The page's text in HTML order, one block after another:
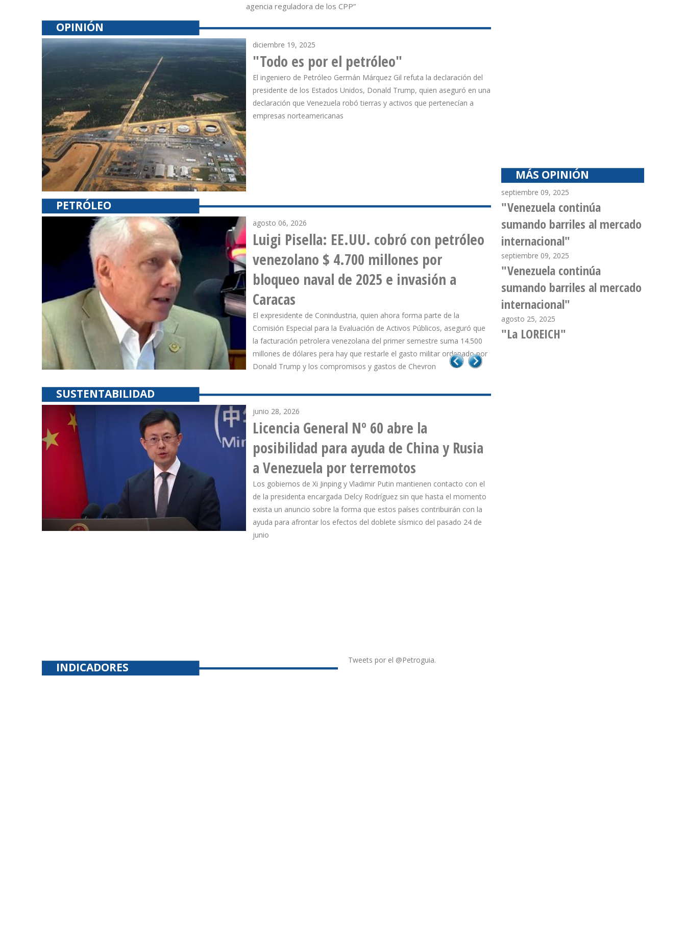
agencia reguladora de los CPP”
OPINIÓN
diciembre 19, 2025
"Todo es por el petróleo"
El ingeniero de Petróleo Germán Márquez Gil refuta la declaración del
presidente de los Estados Unidos, Donald Trump, quien aseguró en una
declaración que Venezuela robó tierras y activos que pertenecían a
empresas norteamericanas
PETRÓLEO
venezolano $ 4.700 millones por bloqueo naval de 2025 e invasión a Caracas
Comisión Especial para la Evaluación de Activos Públicos, aseguró que la facturación petrolera venezolana del primer semestre suma 14.500
por Donald Trump y los compromisos y gastos de Chevron
agosto 06, 2026
PDVSA reactivó importación de
componentes para la elaboración de
gasolina desde los EE.UU.
La empresa estatal venezolana recibió un promedio de 21.000 barriles
productos traídos desde el mercado nortemericano
SUSTENTABILIDAD
junio 28, 2026
Licencia General Nº 60 abre la
posibilidad para ayuda de China y Rusia
a Venezuela por terremotos
Los gobiernos de Xi Jinping y Vladimir Putin mantienen contacto con el
de la presidenta encargada Delcy Rodríguez sin que hasta el momento
exista un anuncio sobre la forma que estos países contribuirán con la
ayuda para afrontar los efectos del doblete sísmico del pasado 24 de
junio
MÁS OPINIÓN
septiembre 09, 2025
"Venezuela continúa
sumando barriles al mercado
internacional"
septiembre 09, 2025
"Venezuela continúa
sumando barriles al mercado
internacional"
agosto 25, 2025
"La LOREICH"
INDICADORES
Tweets por el @Petroguia.